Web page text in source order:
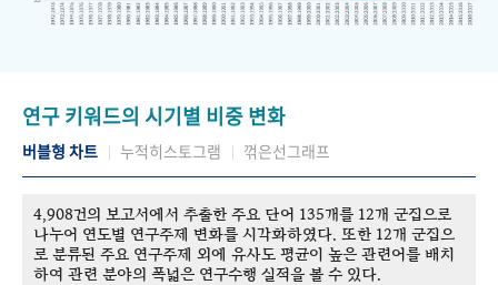
연구 키워드의 시기별 비중 변화
버블형 차트 누적히스토그램 꺾은선그래프
4,908건의 보고서에서 추출한 주요 단어 135개를 12개 군집으로
나누어 연도별 연구주제 변화를 시각화하였다. 또한 12개 군집으
로 분류된 주요 연구주제 외에 유사도 평균이 높은 관련어를 배치
하여 관련 분야의 폭넓은 연구수행 실적을 볼 수 있다.